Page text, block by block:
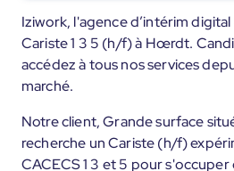
Iziwork, l'agence d’intérim digital
Cariste 1 3 5 (h/f) à Hœrdt.
accédez à tous nos services
marché.
Notre client, Grande surface
recherche un Cariste (h/f)
CACECS 1 3 et 5 pour